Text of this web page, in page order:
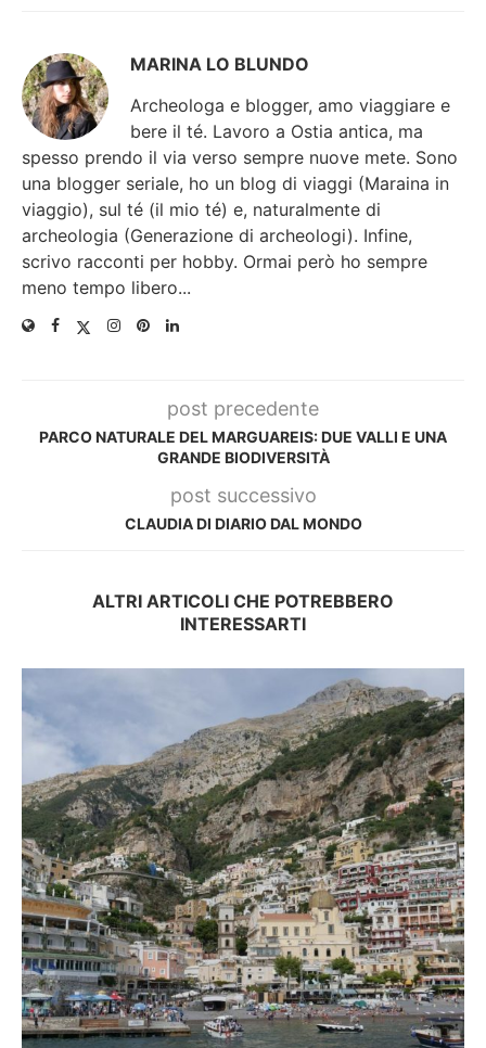
MARINA LO BLUNDO
Archeologa e blogger, amo viaggiare e
bere il té. Lavoro a Ostia antica, ma
spesso prendo il via verso sempre nuove mete. Sono
una blogger seriale, ho un blog di viaggi (Maraina in
viaggio), sul té (il mio té) e, naturalmente di
archeologia (Generazione di archeologi). Infine,
scrivo racconti per hobby. Ormai però ho sempre
meno tempo libero...
post precedente
PARCO NATURALE DEL MARGUAREIS: DUE VALLI E UNA
GRANDE BIODIVERSITÀ
post successivo
CLAUDIA DI DIARIO DAL MONDO
ALTRI ARTICOLI CHE POTREBBERO
INTERESSARTI